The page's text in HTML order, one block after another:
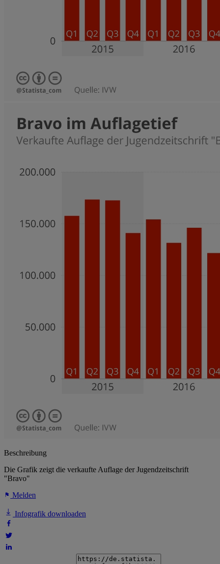
Beschreibung
Die Grafik zeigt die verkaufte Auflage der Jugendzeitschrift
"Bravo"
Melden
Infografik downloaden